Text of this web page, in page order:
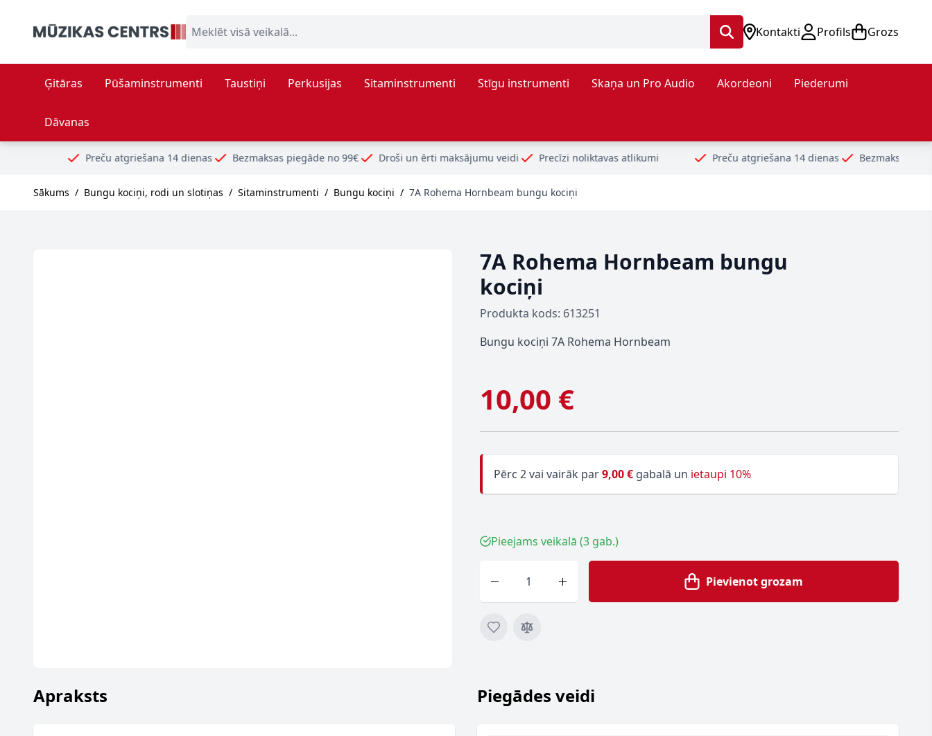
Meklēt visā veikalā...
Kontakti Profils Grozs
Ģitāras Pūšaminstrumenti Taustiņi Perkusijas Sitaminstrumenti Stīgu instrumenti Skaņa un Pro Audio Akordeoni Piederumi
Dāvanas
Preču atgriešana 14 dienas Bezmaksas piegāde no 99€ Droši un ērti maksājumu veidi Precīzi noliktavas atlikumi Preču atgriešana 14 dienas Bezmaksas piegāde no 99€
Sākums / Bungu kociņi, rodi un slotiņas / Sitaminstrumenti / Bungu kociņi / 7A Rohema Hornbeam bungu kociņi
7A Rohema Hornbeam bungu
kociņi
Produkta kods: 613251
Bungu kociņi 7A Rohema Hornbeam
10,00 €
Pērc 2 vai vairāk par9,00 € gabalā un ietaupi 10%
Pieejams veikalā (3 gab.)
Pievienot grozam
Apraksts Piegādes veidi